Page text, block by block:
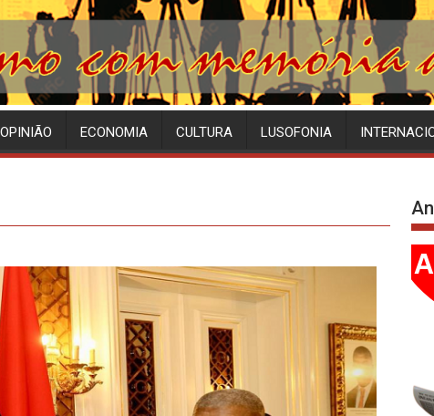
OPINIÃO ECONOMIA CULTURA LUSOFONIA